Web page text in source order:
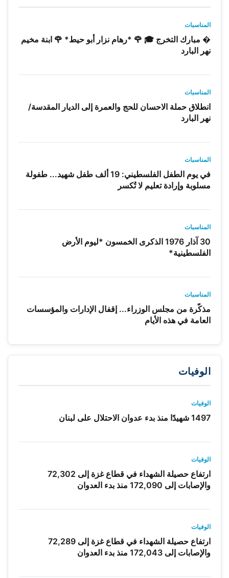
المناسبات
� مبارك التخرج 🎓 🌹 *رهام نزار أبو حيط* 🌹 ابنة مخيم
نهر البارد
المناسبات
انطلاق حملة الاحسان للحج والعمرة إلى الديار المقدسة/
نهر البارد
المناسبات
في يوم الطفل الفلسطيني: 19 ألف طفل شهيد... طفولة
مسلوبة وإرادة تعليم لا تُكسر
المناسبات
30 آذار 1976 الذكرى الخمسون *ليوم الأرض
الفلسطينية*
المناسبات
مذكّرة من مجلس الوزراء... إقفال الإدارات والمؤسسات
العامة في هذه الأيام
الوفيات
الوفيات
1497 شهيدًا منذ بدء عدوان الاحتلال على لبنان
الوفيات
ارتفاع حصيلة الشهداء في قطاع غزة إلى 72,302
والإصابات إلى 172,090 منذ بدء العدوان
الوفيات
ارتفاع حصيلة الشهداء في قطاع غزة إلى 72,289
والإصابات إلى 172,043 منذ بدء العدوان